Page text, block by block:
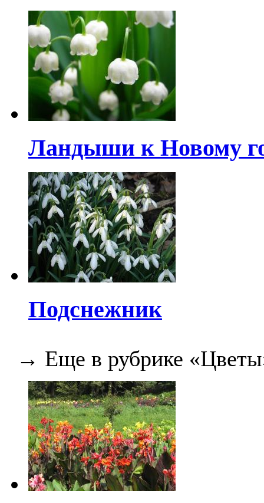
Ландыши к Новому
Подснежник
→ Еще в рубрике